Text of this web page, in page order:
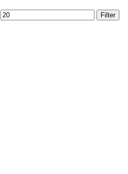
Max.
Preis
Filter